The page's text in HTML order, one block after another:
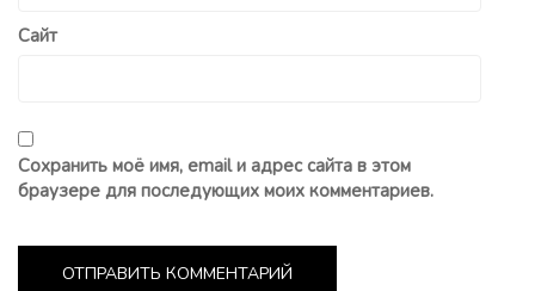
Сайт
Сохранить моё имя, email и адрес сайта в этом
браузере для последующих моих комментариев.